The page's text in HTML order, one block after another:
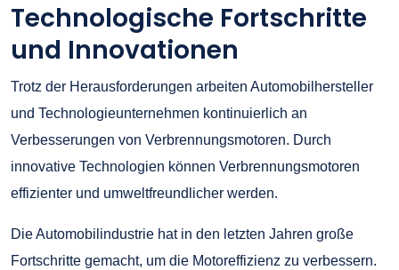
Technologische Fortschritte
und Innovationen
Trotz der Herausforderungen arbeiten Automobilhersteller
und Technologieunternehmen kontinuierlich an
Verbesserungen von Verbrennungsmotoren. Durch
innovative Technologien können Verbrennungsmotoren
effizienter und umweltfreundlicher werden.
Die Automobilindustrie hat in den letzten Jahren große
Fortschritte gemacht, um die Motoreffizienz zu verbessern.